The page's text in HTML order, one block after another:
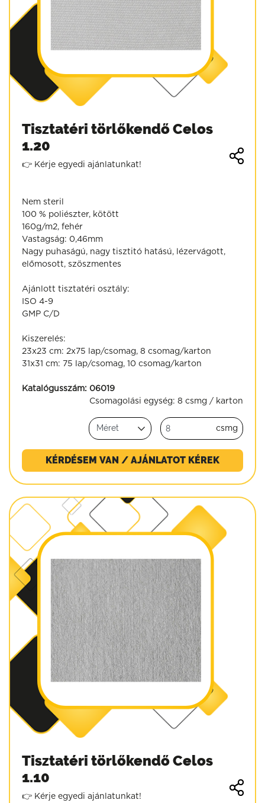
Tisztatéri törlőkendő Celos
1.20
👉 Kérje egyedi ajánlatunkat!
Nem steril
100 % poliészter, kötött
160g/m2, fehér
Vastagság: 0,46mm
Nagy puhaságú, nagy tisztitó hatású, lézervágott,
előmosott, szöszmentes
Ajánlott tisztatéri osztály:
ISO 4-9
GMP C/D
Kiszerelés:
23x23 cm: 2x75 lap/csomag, 8 csomag/karton
31x31 cm: 75 lap/csomag, 10 csomag/karton
Katalógusszám: 06019
Csomagolási egység: 8 csmg / karton
csmg
KÉRDÉSEM VAN / AJÁNLATOT KÉREK
Tisztatéri törlőkendő Celos
1.10
👉 Kérje egyedi ajánlatunkat!